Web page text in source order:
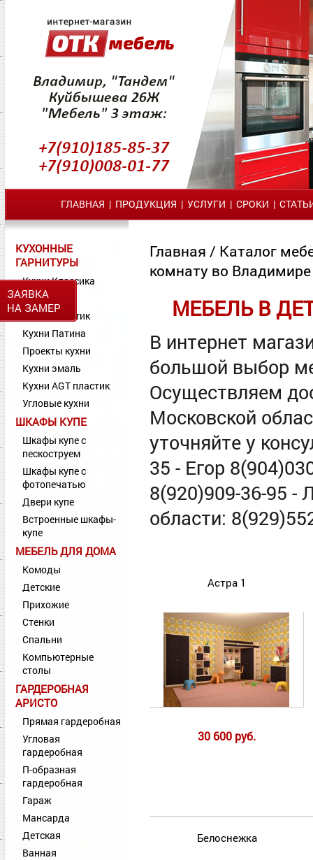
ЗАЯВКА
НА ЗАМЕР
ГЛАВНАЯ | ПРОДУКЦИЯ | УСЛУГИ | СРОКИ |
КУХОННЫЕ
ГАРНИТУРЫ
Кухни Классика
Кухни МДФ
Кухни Пластик
Кухни Патина
Проекты кухни
Кухни эмаль
Кухни AGT пластик
Угловые кухни
ШКАФЫ КУПЕ
Шкафы купе с
пескоструем
Шкафы купе с
фотопечатью
Двери купе
Встроенные шкафы-
купе
МЕБЕЛЬ ДЛЯ ДОМА
Комоды
Детские
Прихожие
Стенки
Спальни
Компьютерные
столы
ГАРДЕРОБНАЯ
АРИСТО
Прямая гардеробная
Угловая
гардеробная
П-образная
гардеробная
Гараж
Мансарда
Детская
Ванная
Главная / Каталог
комнату во Владимире
МЕБЕЛЬ В
В интернет
большой выбор
Осуществляем
Московской
уточняйте у
35 - Егор
8(920)909-36-95
области:
Астра 1
30 600 руб.
Белоснежка